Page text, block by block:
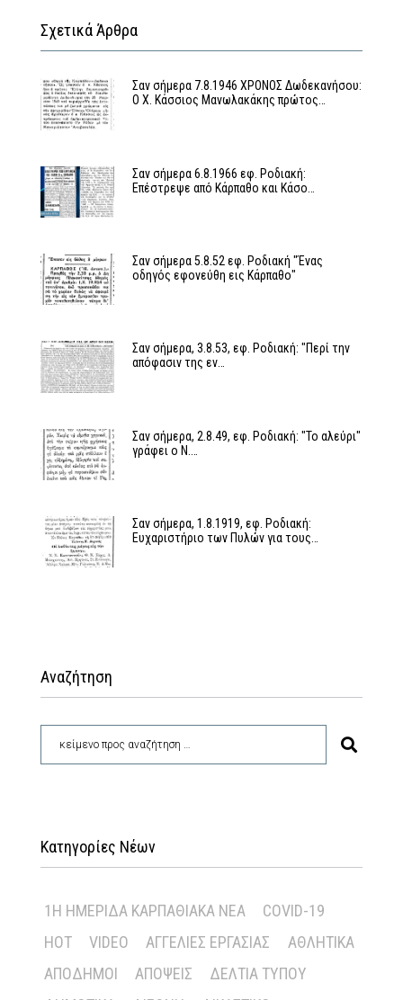
Σχετικά Άρθρα
Σαν σήμερα 7.8.1946 ΧΡΟΝΟΣ Δωδεκανήσου:
Ο Χ. Κάσσιος Μανωλακάκης πρώτος…
Σαν σήμερα 6.8.1966 εφ. Ροδιακή:
Επέστρεψε από Κάρπαθο και Κάσο…
Σαν σήμερα 5.8.52 εφ. Ροδιακή "Ένας
οδηγός εφονεύθη εις Κάρπαθο"
Σαν σήμερα, 3.8.53, εφ. Ροδιακή: "Περί την
απόφασιν της εν…
Σαν σήμερα, 2.8.49, εφ. Ροδιακή: "Το αλεύρι"
γράφει ο Ν.…
Σαν σήμερα, 1.8.1919, εφ. Ροδιακή:
Ευχαριστήριο των Πυλών για τους…
Αναζήτηση
Κατηγορίες Νέων
1Η ΗΜΕΡΊΔΑ ΚΑΡΠΑΘΙΑΚΆ ΝΈΑ
COVID-19
HOT
VIDEO ΑΓΓΕΛΊΕΣ ΕΡΓΑΣΊΑΣ
ΑΘΛΗΤΙΚΆ
ΑΠΌΔΗΜΟΙ
ΑΠΌΨΕΙΣ
ΔΕΛΤΊΑ ΤΎΠΟΥ